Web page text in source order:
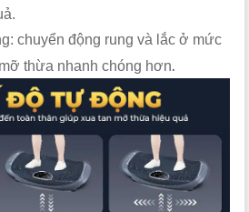
chuyển động rung và lắc ở mức
thừa nhanh chóng hơn.